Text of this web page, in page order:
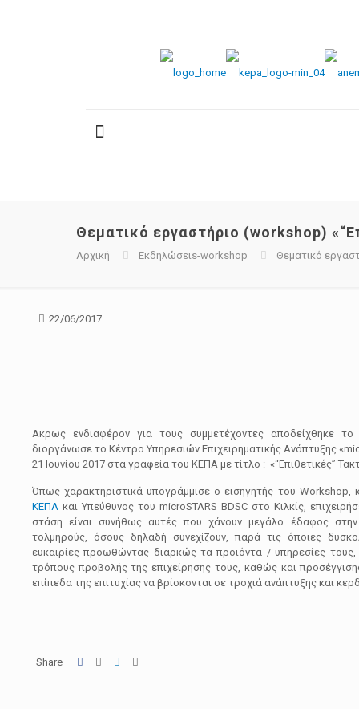
Θεματικό εργαστήριο (workshop)
Αρχική Εκδηλώσειs-workshop Θεματικό
22/06/2017
Ακρως ενδιαφέρον για τους συμμετέχοντες αποδείχθηκε
διοργάνωσε το Κέντρο Υπηρεσιών Επιχειρηματικής Ανάπτυξης
21 Ιουνίου 2017 στα γραφεία του ΚΕΠΑ με τίτλο : «“Επιθετικές”
Όπως χαρακτηριστικά υπογράμμισε ο εισηγητής του
ΚΕΠΑκαι Υπεύθυνος του microSTARS BDSC στο Κιλκίς,
στάση είναι συνήθως αυτές που χάνουν μεγάλο έδαφος
τολμηρούς, όσους δηλαδή συνεχίζουν, παρά τις όποιες
ευκαιρίες προωθώντας διαρκώς τα προϊόντα / υπηρεσίες
τρόπους προβολής της επιχείρησης τους, καθώς και
επίπεδα της επιτυχίας να βρίσκονται σε τροχιά ανάπτυξης και
Share